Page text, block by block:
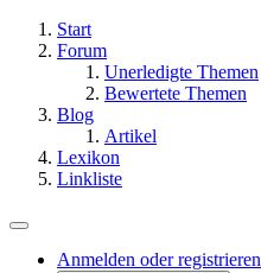
Start
Forum
Unerledigte Themen
Bewertete Themen
Blog
Artikel
Lexikon
Linkliste
Anmelden oder registrieren